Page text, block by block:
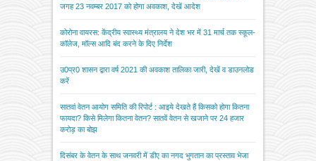
जगह 23 नवम्बर 2017 को होगा अवकाश, देखें आदेश
कोरोना वायरस: केंद्रीय स्वास्थ्य मंत्रालय ने देश भर में 31 मार्च तक स्कूल-
कॉलेज, मॉल्स आदि बंद करने के दिए निर्देश
उ0प्र0 शासन द्वारा वर्ष 2021 की अवकाश तालिका जारी, देखें व डाउनलोड
करें
सातवां वेतन आयोग समिति की रिपोर्ट : आइये देखते हैं किसको होगा कितना
फायदा? किसे मिलेगा कितना वेतन? सातवें वेतन से खजाने पर 24 हजार
करोड़ का बोझ
दिसंबर के वेतन के साथ जनवरी में डीए का नगद भुगतान का प्रस्ताव भेजा